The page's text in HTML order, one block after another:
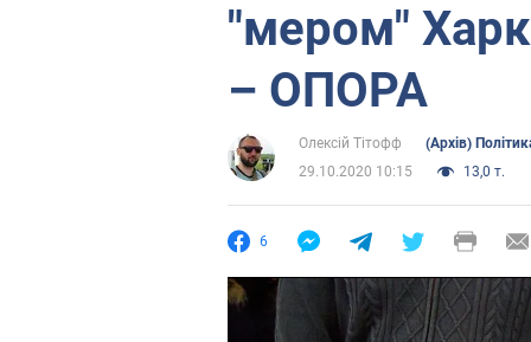
"мером"
– ОПОРА
Олексій Тітофф
(Архів)
29.10.2020 10:15
13,0 т.
6